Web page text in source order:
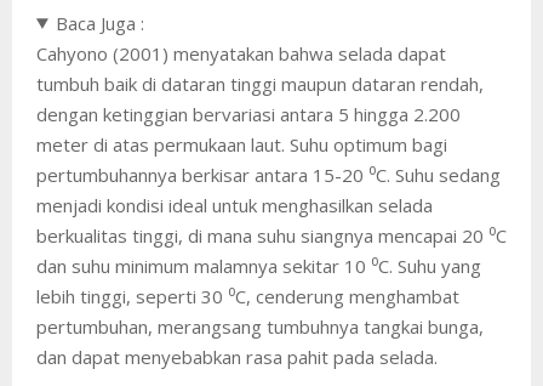
Baca Juga :
Cahyono (2001) menyatakan bahwa selada dapat
tumbuh baik di dataran tinggi maupun dataran rendah,
dengan ketinggian bervariasi antara 5 hingga 2.200
meter di atas permukaan laut. Suhu optimum bagi
pertumbuhannya berkisar antara 15-20 ⁰C. Suhu sedang
menjadi kondisi ideal untuk menghasilkan selada
berkualitas tinggi, di mana suhu siangnya mencapai 20 ⁰C
dan suhu minimum malamnya sekitar 10 ⁰C. Suhu yang
lebih tinggi, seperti 30 ⁰C, cenderung menghambat
pertumbuhan, merangsang tumbuhnya tangkai bunga,
dan dapat menyebabkan rasa pahit pada selada.